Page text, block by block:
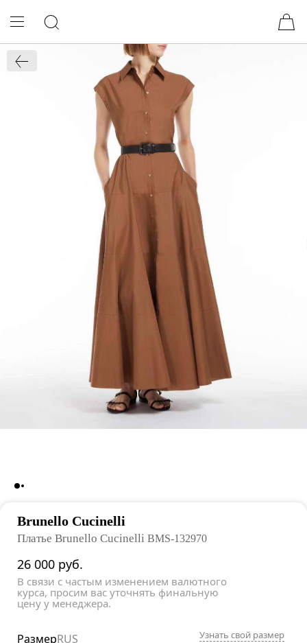
Brunello Cucinelli
Платье Brunello Cucinelli BMS-132970
26 000 руб.
В связи с частым изменением валютного
курса, просим вас уточнять финальную
цену у менеджера.
РазмерRUS Узнать свой размер